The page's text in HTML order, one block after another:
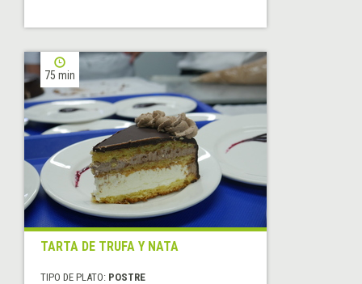
75 min
TARTA DE TRUFA Y NATA
TIPO DE PLATO: POSTRE